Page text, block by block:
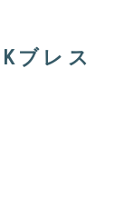
ブレス